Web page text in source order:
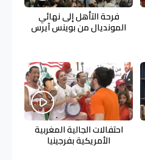
فرحة التأهل إلى نهائي
المونديال من بوينس آيرس
احتفالات الجالية المغربية
الأمريكية بفرجينيا